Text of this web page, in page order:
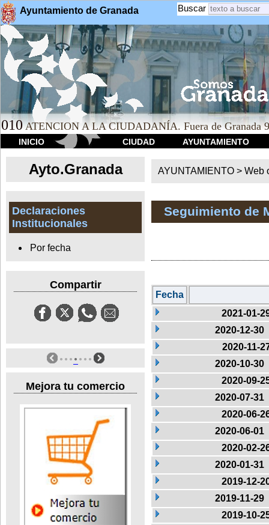
Ayuntamiento de Granada Buscar
010 ATENCION A LA CIUDADANÍA. Fuera de Granada
INICIO CIUDAD AYUNTAMIENTO
Ayto.Granada
Declaraciones
Institucionales
Por fecha
Compartir
Mejora tu comercio
AYUNTAMIENTO > Web
Seguimiento de
Fecha
2021-01-
2020-12-30
2020-11-
2020-10-30
2020-09-
2020-07-31
2020-06-
2020-06-01
2020-02-
2020-01-31
2019-12-
2019-11-29
2019-10-